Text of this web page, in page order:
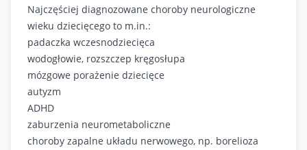
Najczęściej diagnozowane choroby neurologiczne
wieku dziecięcego to m.in.:
padaczka wczesnodziecięca
wodogłowie, rozszczep kręgosłupa
mózgowe porażenie dziecięce
autyzm
ADHD
zaburzenia neurometaboliczne
choroby zapalne układu nerwowego, np. borelioza